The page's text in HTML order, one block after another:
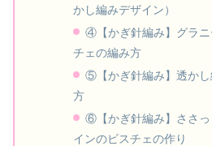
かし編みデザイン）
④【かぎ針編み】グラニ
チェの編み方
⑤【かぎ針編み】透か
方
⑥【かぎ針編み】ささ
インのビスチェの作り